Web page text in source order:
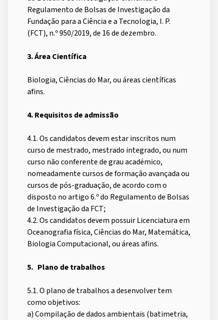
Regulamento de Bolsas de Investigação da
Fundação para a Ciência e a Tecnologia, I. P.
(FCT), n.º 950/2019, de 16 de dezembro.
3. Área Científica
Biologia, Ciências do Mar, ou áreas científicas
afins.
4. Requisitos de admissão
4.1. Os candidatos devem estar inscritos num
curso de mestrado, mestrado integrado, ou num
curso não conferente de grau académico,
nomeadamente cursos de formação avançada ou
cursos de pós-graduação, de acordo com o
disposto no artigo 6.º do Regulamento de Bolsas
de Investigação da FCT;
4.2. Os candidatos devem possuir Licenciatura em
Oceanografia física, Ciências do Mar, Matemática,
Biologia Computacional, ou áreas afins.
5. Plano de trabalhos
5.1. O plano de trabalhos a desenvolver tem
como objetivos:
a) Compilação de dados ambientais (batimetria,